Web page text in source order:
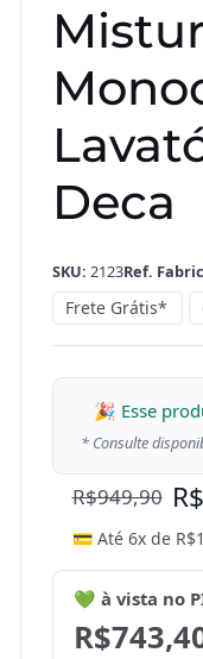
Deca
SKU: 2123Ref.
Frete Grátis*
🎉 Esse
* Consulte
R$949,90 R$
💳 Até 6x de R$
💚 à vista no
R$